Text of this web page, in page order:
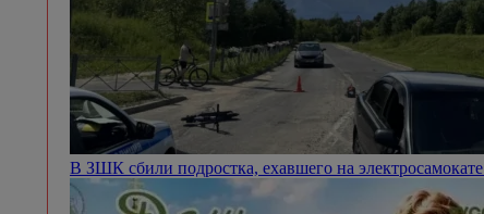
В ЗШК сбили подростка, ехавшего на электросамокате